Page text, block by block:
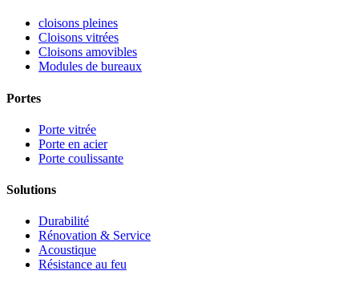
cloisons pleines
Cloisons vitrées
Cloisons amovibles
Modules de bureaux
Portes
Porte vitrée
Porte en acier
Porte coulissante
Solutions
Durabilité
Rénovation & Service
Acoustique
Résistance au feu